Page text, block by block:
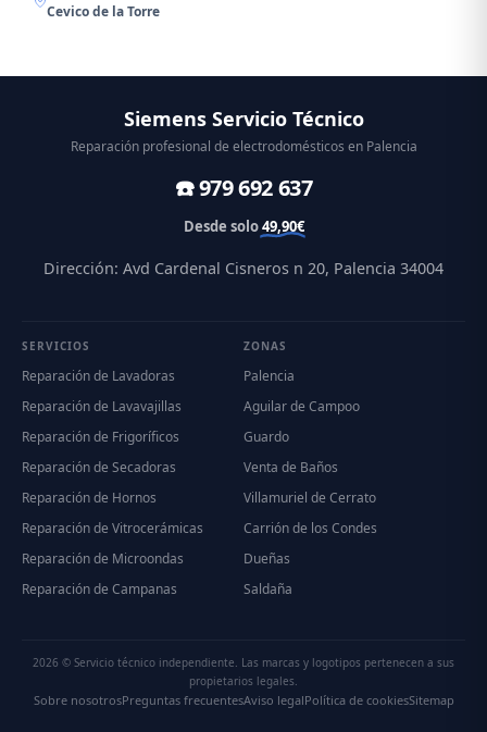
Cevico de la Torre
Siemens Servicio Técnico
Reparación profesional de electrodomésticos en Palencia
☎️ 979 692 637
Desde solo49,90€
Dirección: Avd Cardenal Cisneros n 20, Palencia 34004
SERVICIOS
Reparación de Lavadoras
Reparación de Lavavajillas
Reparación de Frigoríficos
Reparación de Secadoras
Reparación de Hornos
Reparación de Vitrocerámicas
Reparación de Microondas
Reparación de Campanas
ZONAS
Palencia
Aguilar de Campoo
Guardo
Venta de Baños
Villamuriel de Cerrato
Carrión de los Condes
Dueñas
Saldaña
2026 © Servicio técnico independiente. Las marcas y logotipos pertenecen a sus
propietarios legales.
Sobre nosotrosPreguntas frecuentesAviso legalPolítica de cookiesSitemap